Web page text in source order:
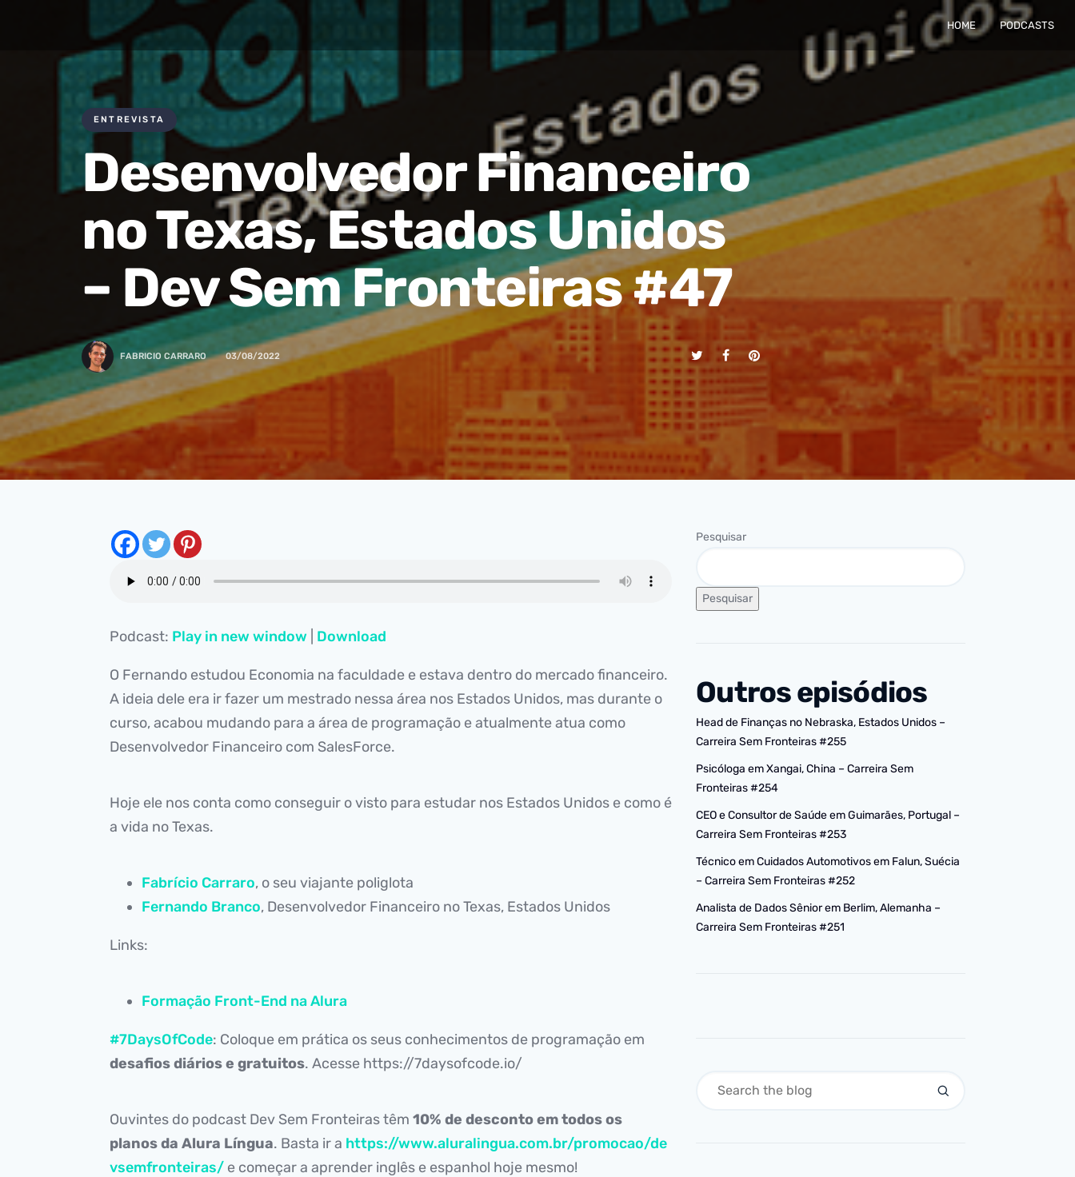
HOME PODCASTS
ENTREVISTA
Desenvolvedor Financeiro
no Texas, Estados Unidos
– Dev Sem Fronteiras #47
FABRICIO CARRARO 03/08/2022
Podcast: Play in new window Download
O Fernando estudou Economia na faculdade e estava dentro do mercado financeiro.
A ideia dele era ir fazer um mestrado nessa área nos Estados Unidos, mas durante o
curso, acabou mudando para a área de programação e atualmente atua como
Desenvolvedor Financeiro com SalesForce.
Hoje ele nos conta como conseguir o visto para estudar nos Estados Unidos e como é
a vida no Texas.
Fabrício Carraro, o seu viajante poliglota
Fernando Branco, Desenvolvedor Financeiro no Texas, Estados Unidos
Links:
Formação Front-End na Alura
#7DaysOfCode: Coloque em prática os seus conhecimentos de programação em
desafios diários e gratuitos. Acesse https://7daysofcode.io/
Ouvintes do podcast Dev Sem Fronteiras têm 10% de desconto em todos os
planos da Alura Língua. Basta ir a https://www.aluralingua.com.br/promocao/de
vsemfronteiras/ e começar a aprender inglês e espanhol hoje mesmo!
Pesquisar
Pesquisar
Outros episódios
Head de Finanças no Nebraska, Estados Unidos –
Carreira Sem Fronteiras #255
Psicóloga em Xangai, China – Carreira Sem
Fronteiras #254
CEO e Consultor de Saúde em Guimarães, Portugal –
Carreira Sem Fronteiras #253
Técnico em Cuidados Automotivos em Falun, Suécia
– Carreira Sem Fronteiras #252
Analista de Dados Sênior em Berlim, Alemanha –
Carreira Sem Fronteiras #251